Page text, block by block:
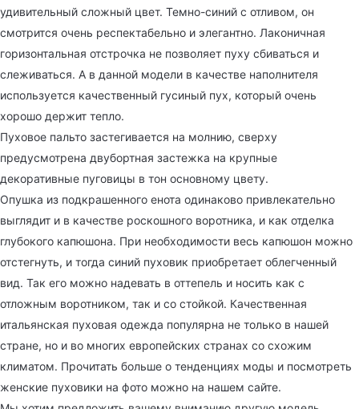
удивительный сложный цвет. Темно-синий с отливом, он
смотрится очень респектабельно и элегантно. Лаконичная
горизонтальная отстрочка не позволяет пуху сбиваться и
слеживаться. А в данной модели в качестве наполнителя
используется качественный гусиный пух, который очень
хорошо держит тепло.
Пуховое пальто застегивается на молнию, сверху
предусмотрена двубортная застежка на крупные
декоративные пуговицы в тон основному цвету.
Опушка из подкрашенного енота одинаково привлекательно
выглядит и в качестве роскошного воротника, и как отделка
глубокого капюшона. При необходимости весь капюшон можно
отстегнуть, и тогда синий пуховик приобретает облегченный
вид. Так его можно надевать в оттепель и носить как с
отложным воротником, так и со стойкой. Качественная
итальянская пуховая одежда популярна не только в нашей
стране, но и во многих европейских странах со схожим
климатом. Прочитать больше о тенденциях моды и посмотреть
женские пуховики на фото можно на нашем сайте.